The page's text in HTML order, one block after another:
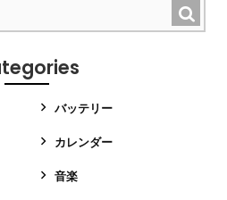
バッテリー
カレンダー
音楽